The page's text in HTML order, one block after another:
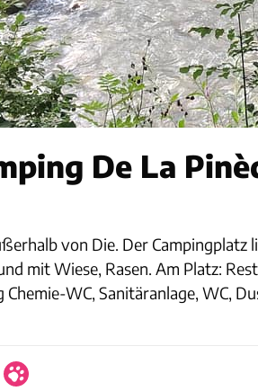
De La
von Die. Der
mit Wiese, Rasen. Am Platz:
WC, Sanitäranlage, WC,